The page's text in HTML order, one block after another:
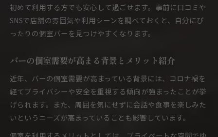
初めて利用する方でも安心して過ごせます。事前に口コミや
SNSで店舗の雰囲気や利用シーンを調べておくと、自分にぴ
ったりの個室バーを見つけやすくなります。
バーの個室需要が高まる背景とメリット紹介
近年、バーの個室需要が高まっている背景には、コロナ禍を
経てプライバシーや安全を重視する傾向が強まったことが挙
げられます。また、周囲を気にせずに会話や食事を楽しみた
いというニーズが高まっていることも影響しています。